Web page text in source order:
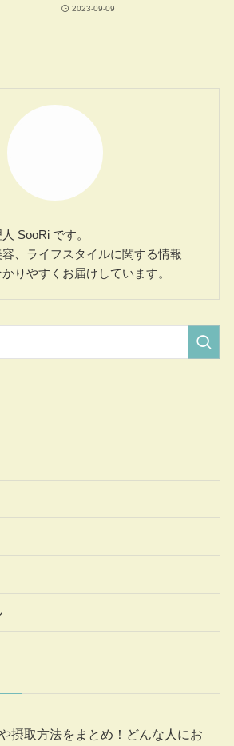
2023-09-09
SooRi です。
、ライフスタイルに関する情報
りやすくお届けしています。
摂取方法をまとめ！どんな人にお